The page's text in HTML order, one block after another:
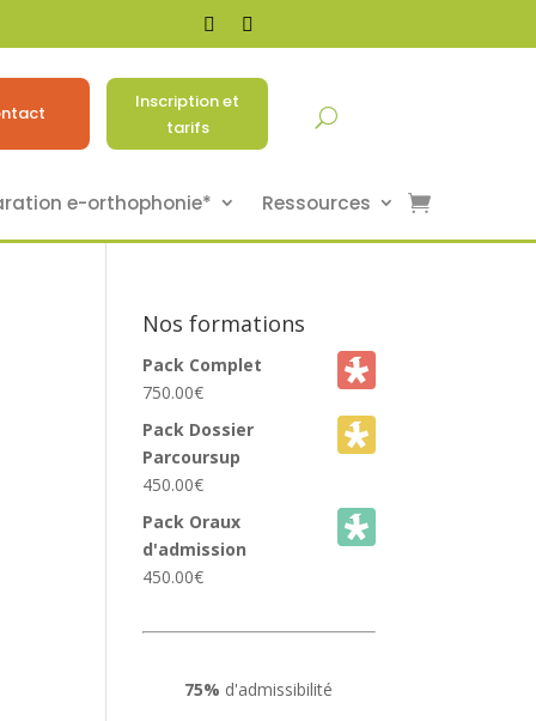
Inscription et
tarifs
e-orthophonie* Ressources
Nos formations
Pack Complet
750.00€
Pack Dossier
Parcoursup
450.00€
Pack Oraux
d'admission
450.00€
75% d'admissibilité